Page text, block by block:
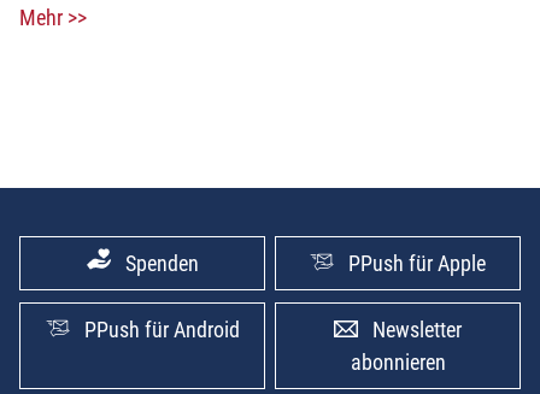
Mehr >>
Spenden PPush für Apple
PPush für Android
Newsletter
abonnieren